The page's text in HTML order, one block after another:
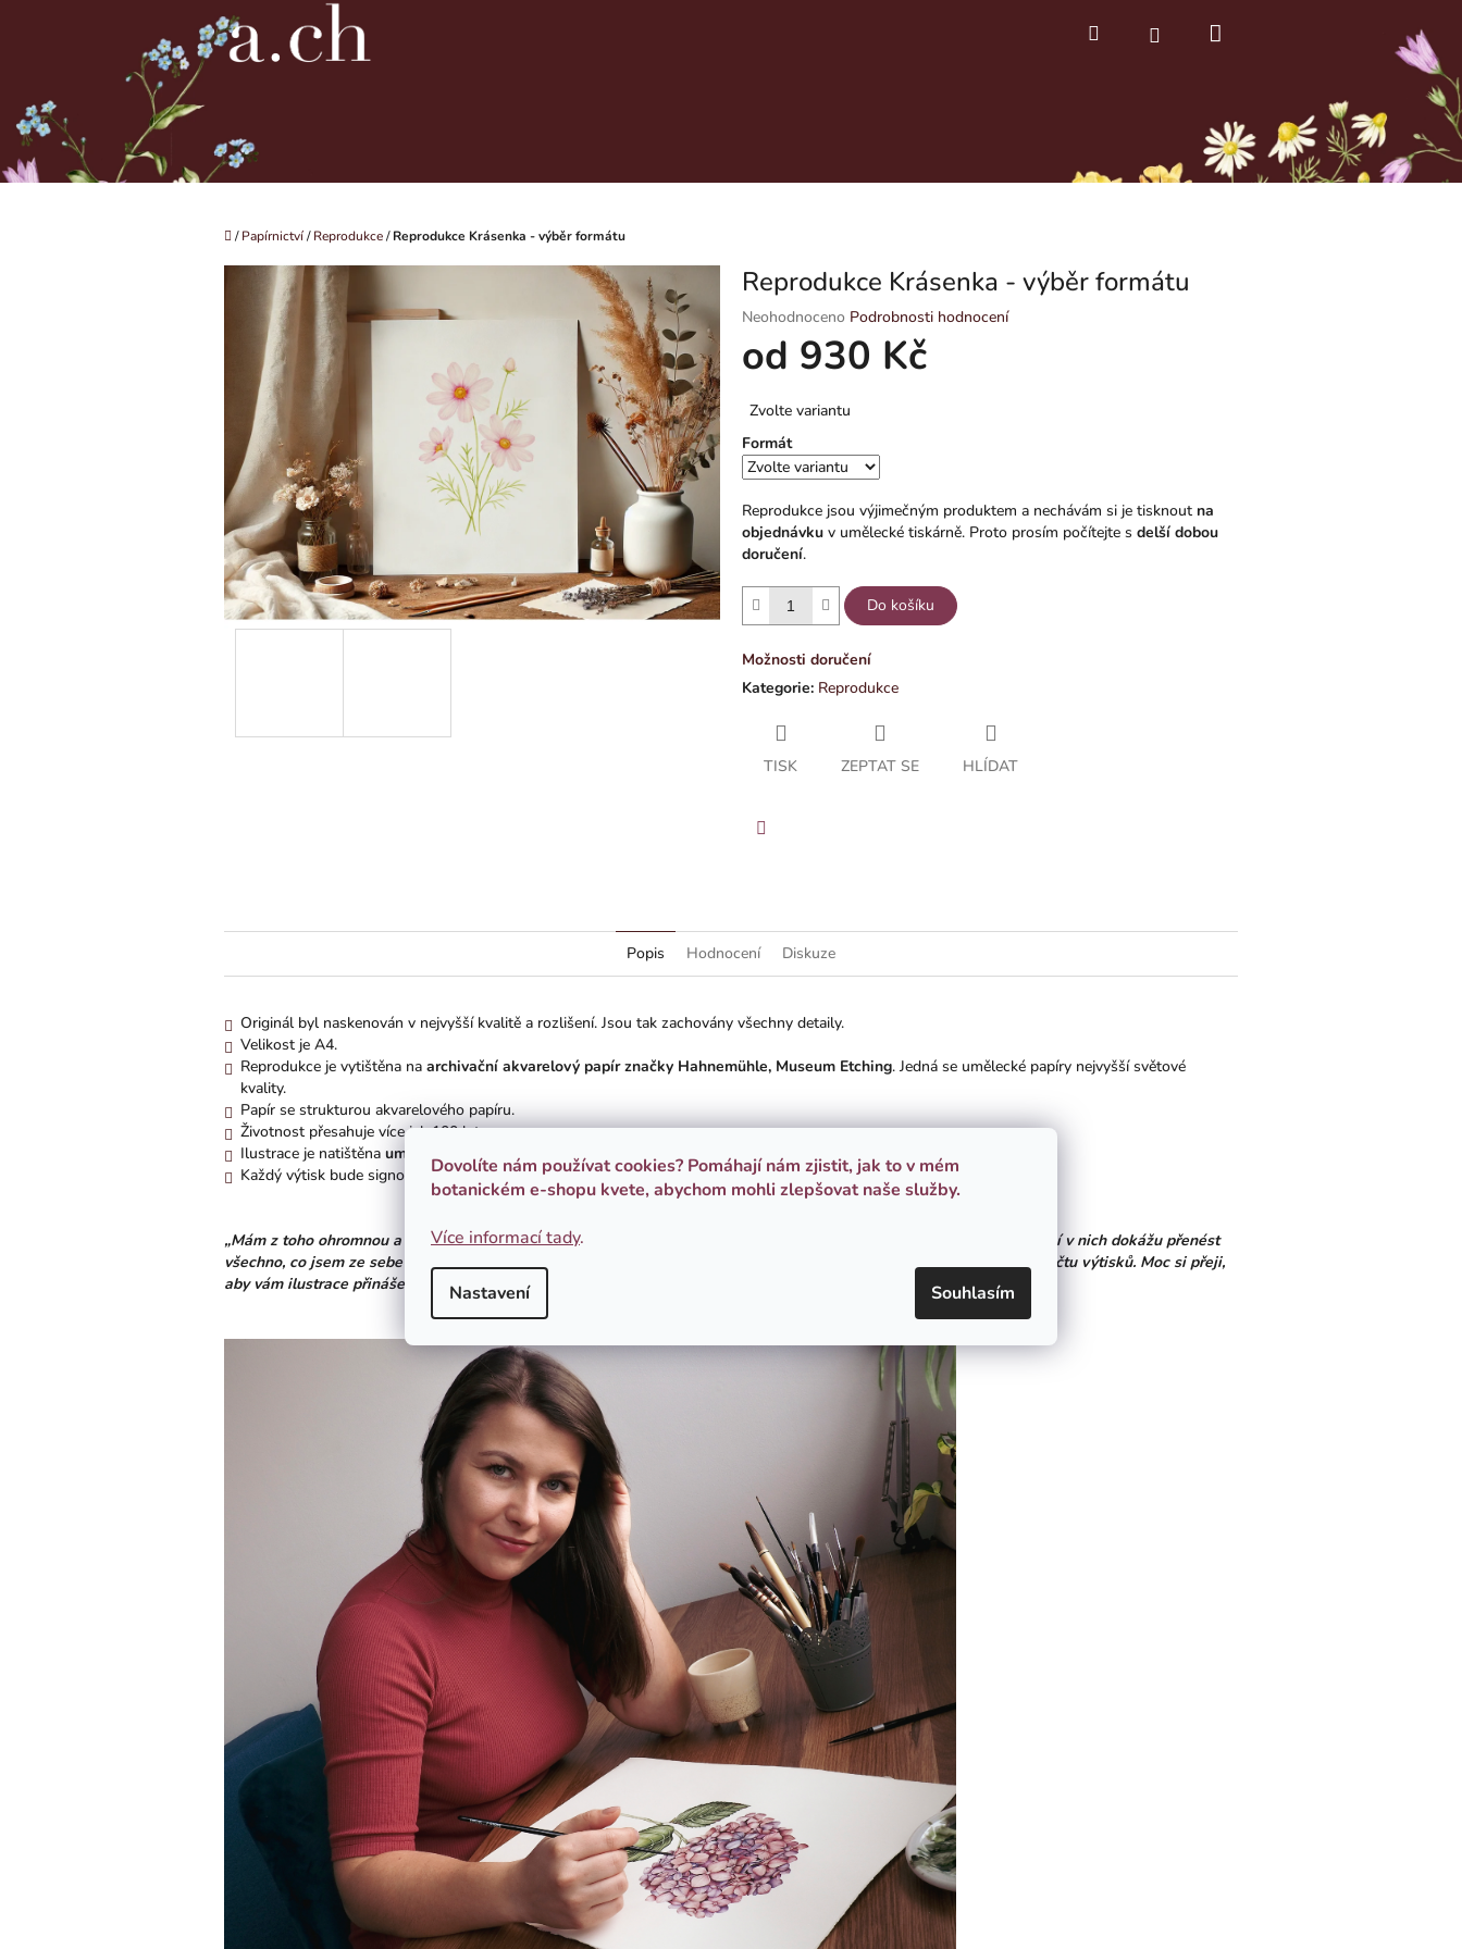
Dovolíte nám používat cookies? Pomáhají nám zjistit, jak to v mém
botanickém e-shopu kvete, abychom mohli zlepšovat naše služby.
Více informací tady.
Nastavení Souhlasím
Hledat Přihlášení
Domů
/ Papírnictví/ Reprodukce/ Reprodukce Krásenka - výběr formátu
Reprodukce Krásenka - výběr formátu
Průměrné
hodnocení
produktu
0,0
5
hvězdiček.
Neohodnoceno Podrobnosti hodnocení
od 930 Kč
cena:
Zvolte variantu
Formát
Reprodukce jsou výjimečným produktem a nechávám si je tisknout na
objednávku v umělecké tiskárně. Proto prosím počítejte s delší dobou
doručení.
Do košíku
Možnosti doručení
Kategorie: Reprodukce
TISK ZEPTAT SE HLÍDAT
Popis Hodnocení Diskuze
Originál byl naskenován v nejvyšší kvalitě a rozlišení. Jsou tak zachovány všechny detaily.
Velikost je A4.
Reprodukce je vytištěna na archivační akvarelový papír značky Hahnemühle, Museum Etching. Jedná se umělecké papíry nejvyšší světové
kvality.
Papír se strukturou akvarelového papíru.
Životnost přesahuje více jak 100 let.
Ilustrace je natištěna uměleckým pigmentovým tiskem
. To zaručuje věrnou reprodukci všech odstínů.
Každý výtisk bude signován, očíslován a opatřen certifikátem pravosti.
„Mám z toho ohromnou a upřímnou radost. Tímto Vám mohu nabídnout své ilustrace v podobě, jaké jsem si přála. Nyní v nich dokážu přenést
všechno, co jsem ze sebe vydala. V té nejkvalitnější možné podobě a zachováním exkluzivity v podobě omezeného počtu výtisků. Moc si přeji,
aby vám ilustrace přinášely takovou radost jako mně!“